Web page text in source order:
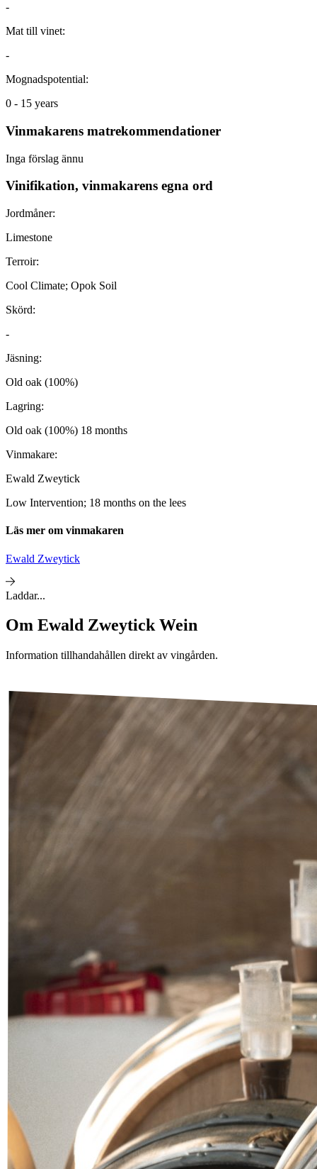
-
Mat till vinet:
-
Mognadspotential:
0 - 15 years
Vinmakarens matrekommendationer
Inga förslag ännu
Vinifikation, vinmakarens egna ord
Jordmåner:
Limestone
Terroir:
Cool Climate; Opok Soil
Skörd:
-
Jäsning:
Old oak (100%)
Lagring:
Old oak (100%) 18 months
Vinmakare:
Ewald Zweytick
Low Intervention; 18 months on the lees
Läs mer om vinmakaren
Ewald Zweytick
Laddar...
Om Ewald Zweytick Wein
Information tillhandahållen direkt av vingården.